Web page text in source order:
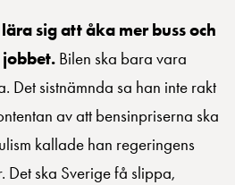
sig att åka mer buss och
Bilen ska bara vara
Det sistnämnda sa han inte rakt
av att bensinpriserna ska
kallade han regeringens
Det ska Sverige få slippa,